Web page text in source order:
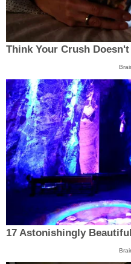
Think Your Crush
17 Astonishingly